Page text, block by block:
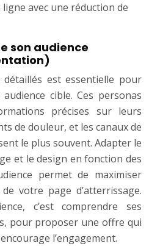
avec une réduction de
son audience
est essentielle pour
cible. Ces personas
précises sur leurs
de douleur, et les canaux de
le plus souvent. Adapter le
et le design en fonction des
permet de maximiser
votre page d’atterrissage.
c’est comprendre ses
pour proposer une offre qui
l’engagement.